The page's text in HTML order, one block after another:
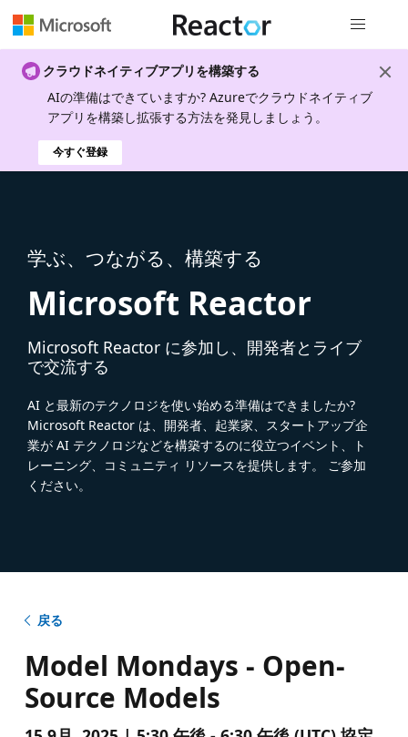
クラウドネイティブアプリを構築する
AIの準備はできていますか? Azureでクラウドネイティブ
アプリを構築し拡張する方法を発見しましょう。
今すぐ登録
学ぶ、つながる、構築する
Microsoft Reactor
Microsoft Reactor に参加し、開発者とライブ
で交流する
AI と最新のテクノロジを使い始める準備はできましたか?
Microsoft Reactor は、開発者、起業家、スタートアップ企
業が AI テクノロジなどを構築するのに役立つイベント、ト
レーニング、コミュニティ リソースを提供します。 ご参加
ください。
戻る
Model Mondays - Open-
Source Models